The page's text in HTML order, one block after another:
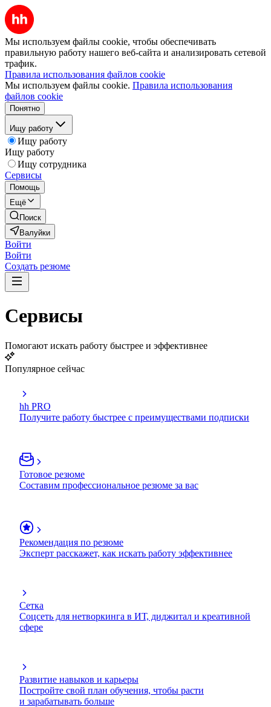
Мы используем файлы cookie, чтобы обеспечивать
правильную работу нашего веб-сайта и анализировать сетевой
трафик.
Правила использования файлов cookie
Мы используем файлы cookie. Правила использования
файлов cookie
Понятно
Ищу работу
Ищу работу
Ищу работу
Ищу сотрудника
Сервисы
Помощь
Ещё
Поиск
Валуйки
Войти
Войти
Создать резюме
Сервисы
Помогают искать работу быстрее и эффективнее
Популярное сейчас
hh PRO
Получите работу быстрее с преимуществами подписки
Готовое резюме
Составим профессиональное резюме за вас
Рекомендация по резюме
Эксперт расскажет, как искать работу эффективнее
Сетка
Соцсеть для нетворкинга в ИТ, диджитал и креативной
сфере
Развитие навыков и карьеры
Постройте свой план обучения, чтобы расти
и зарабатывать больше